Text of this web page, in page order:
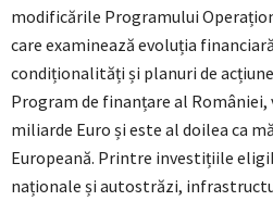
modificările Programului
care examinează evoluția
condiționalități și planuri de
Program de finanțare al României,
miliarde Euro și este al doilea ca
Europeană. Printre investițiile
naționale și autostrăzi,